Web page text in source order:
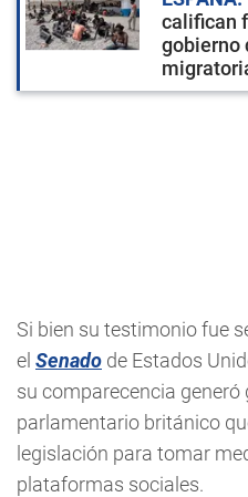
califican
gobierno
Si bien su testimonio fue
el Senado de Estados
su comparecencia
parlamentario británico
legislación para tomar
plataformas sociales.